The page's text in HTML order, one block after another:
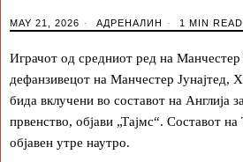
MAY 21, 2026 АДРЕНАЛИН 1 MIN READ
Играчот од средниот ред на
дефанзивецот на Манчестер Јунајтед,
бида вклучени во составот на Англија
првенство, објави „Тајмс“. Составот
објавен утре наутро.